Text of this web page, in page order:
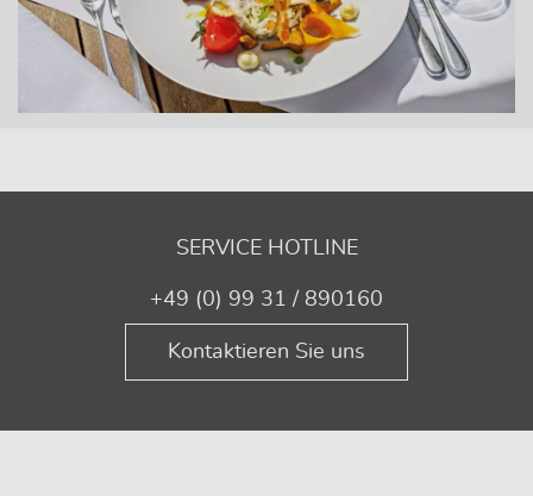
SERVICE HOTLINE
+49 (0) 99 31 / 890160
Kontaktieren Sie uns